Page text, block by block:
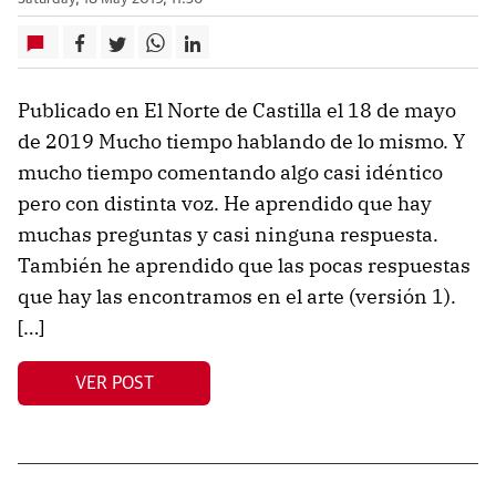
Publicado en El Norte de Castilla el 18 de mayo
de 2019 Mucho tiempo hablando de lo mismo. Y
mucho tiempo comentando algo casi idéntico
pero con distinta voz. He aprendido que hay
muchas preguntas y casi ninguna respuesta.
También he aprendido que las pocas respuestas
que hay las encontramos en el arte (versión 1).
[…]
VER POST